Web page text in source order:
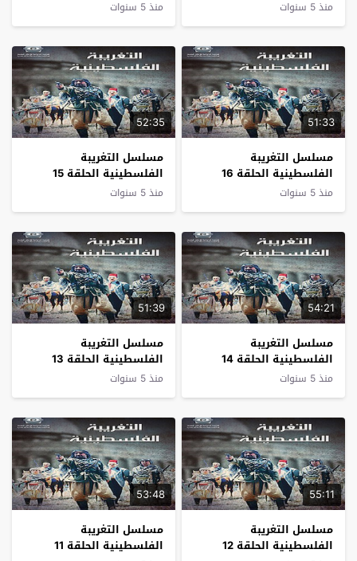
منذ 5 سنوات منذ 5 سنوات
51:33
مسلسل التغريبة
الفلسطينية الحلقة 16
منذ 5 سنوات
52:35
مسلسل التغريبة
الفلسطينية الحلقة 15
منذ 5 سنوات
54:21
مسلسل التغريبة
الفلسطينية الحلقة 14
منذ 5 سنوات
51:39
مسلسل التغريبة
الفلسطينية الحلقة 13
منذ 5 سنوات
55:11
مسلسل التغريبة
الفلسطينية الحلقة 12
53:48
مسلسل التغريبة
الفلسطينية الحلقة 11